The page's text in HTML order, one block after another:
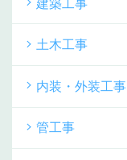
建築工事
土木工事
内装・外装工事
管工事